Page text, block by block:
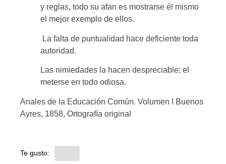
y reglas, todo su afan es mostrarse él mismo
el mejor exemplo de ellos.
La falta de puntualidad hace deficiente toda
autoridad.
Las nimiedades la hacen despreciable; el
meterse en todo odiosa.
Anales de la Educación Común. Volumen I Buenos
Ayres, 1858, Ortografía original
Te gusto: